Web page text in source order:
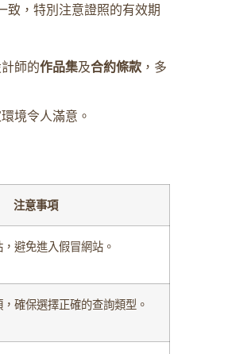
致，特別注意證照的有效期
師的作品集及合約條款 ，多
境令人滿意。
注意事項
避免進入假冒網站。
確保選擇正確的查詢類型。